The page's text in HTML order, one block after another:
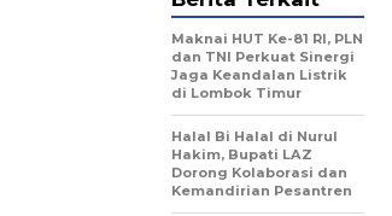
Maknai HUT Ke-81 RI, PLN
dan TNI Perkuat Sinergi
Jaga Keandalan Listrik
di Lombok Timur
Halal Bi Halal di Nurul
Hakim, Bupati LAZ
Dorong Kolaborasi dan
Kemandirian Pesantren